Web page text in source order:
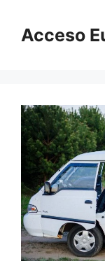
contenido
Acceso